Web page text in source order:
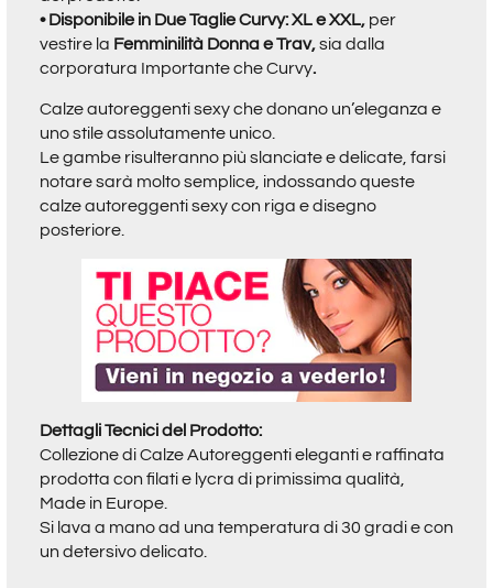
• Disponibile in Due Taglie Curvy: XL e XXL, per
vestire la Femminilità Donna e Trav,sia dalla
corporatura Importante che Curvy.
Calze autoreggenti sexy che donano un’eleganza e
uno stile assolutamente unico.
Le gambe risulteranno più slanciate e delicate, farsi
notare sarà molto semplice, indossando queste
calze autoreggenti sexy con riga e disegno
posteriore.
Dettagli Tecnici del Prodotto:
Collezione di Calze Autoreggenti eleganti e raffinata
prodotta con filati e lycra di primissima qualità,
Made in Europe.
Si lava a mano ad una temperatura di 30 gradi e con
un detersivo delicato.